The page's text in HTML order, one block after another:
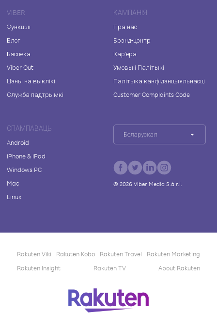
VIBER
Функцыі
Блог
Бяспека
Viber Out
Цэны на выклікі
Служба падтрымкі
КАМПАНІЯ
Пра нас
Брэнд-цэнтр
Кар'ера
Умовы і Палітыкі
Палітыка канфідэнцыяльнасці
Customer Complaints Code
СПАМПАВАЦЬ
Android
iPhone & iPad
Windows PC
Mac
Linux
Беларуская
© 2026Viber Media S.à r.l.
Rakuten Viki Rakuten Kobo Rakuten Travel
Rakuten Marketing
Rakuten Insight
Rakuten TV About Rakuten